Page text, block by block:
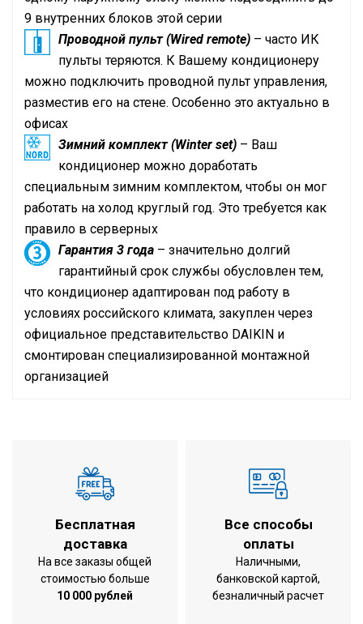
9 внутренних блоков этой серии
Проводной пульт (Wired remote) – часто ИК
пульты теряются. К Вашему кондиционеру
можно подключить проводной пульт управления,
разместив его на стене. Особенно это актуально в
офисах
Зимний комплект (Winter set) – Ваш
кондиционер можно доработать
специальным зимним комплектом, чтобы он мог
работать на холод круглый год. Это требуется как
правило в серверных
Гарантия 3 года – значительно долгий
гарантийный срок службы обусловлен тем,
что кондиционер адаптирован под работу в
условиях российского климата, закуплен через
официальное представительство DAIKIN и
смонтирован специализированной монтажной
организацией
Режим работы
обогрев
Холодопроизводительность (Мин /
Ном / Макс)
Теплопроизводительность (Мин /
Ном / Макс)
- / 5,8 / - кВт
Потребляемая мощность при
1.49 кВт
Бесплатная
доставка
На все заказы общей
стоимостью больше
10 000 рублей
Все способы
оплаты
Наличными,
банковской картой,
безналичный расчет